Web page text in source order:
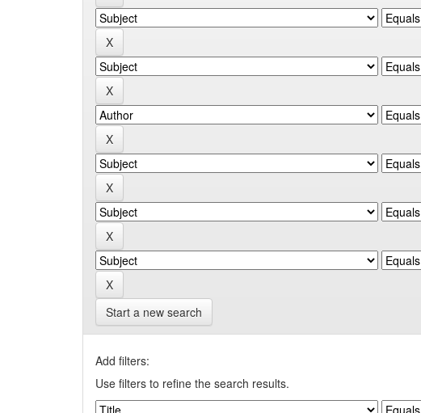
Start a new search
Add filters:
Use filters to refine the search results.